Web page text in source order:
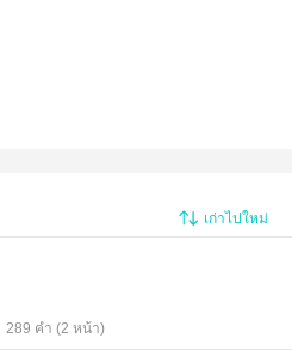
เก่าไปใหม่
289 คำ (2 หน้า)